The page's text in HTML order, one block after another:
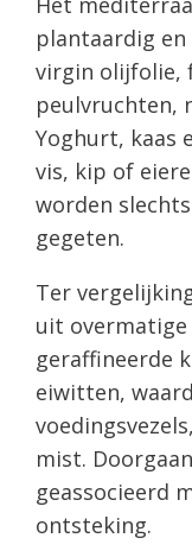
plantaardig
virgin olijfolie,
peulvruchten,
Yoghurt, kaas
vis, kip of
worden
gegeten.
Ter
uit overmatige
geraffineerde
eiwitten,
mist.
geassocieerd
ontsteking.